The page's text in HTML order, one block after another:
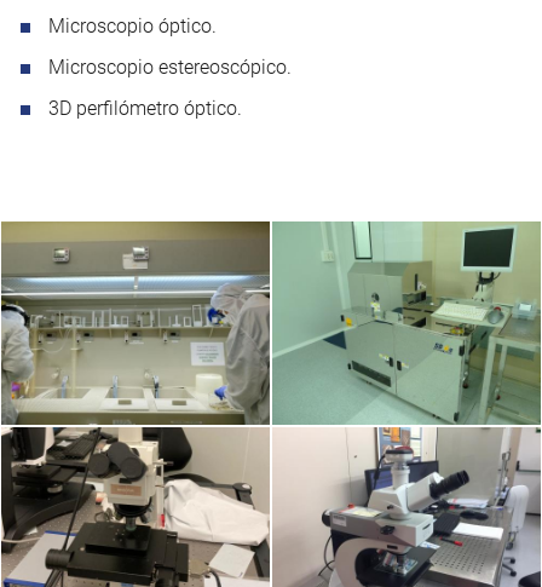
Microscopio óptico.
Microscopio estereoscópico.
3D perfilómetro óptico.